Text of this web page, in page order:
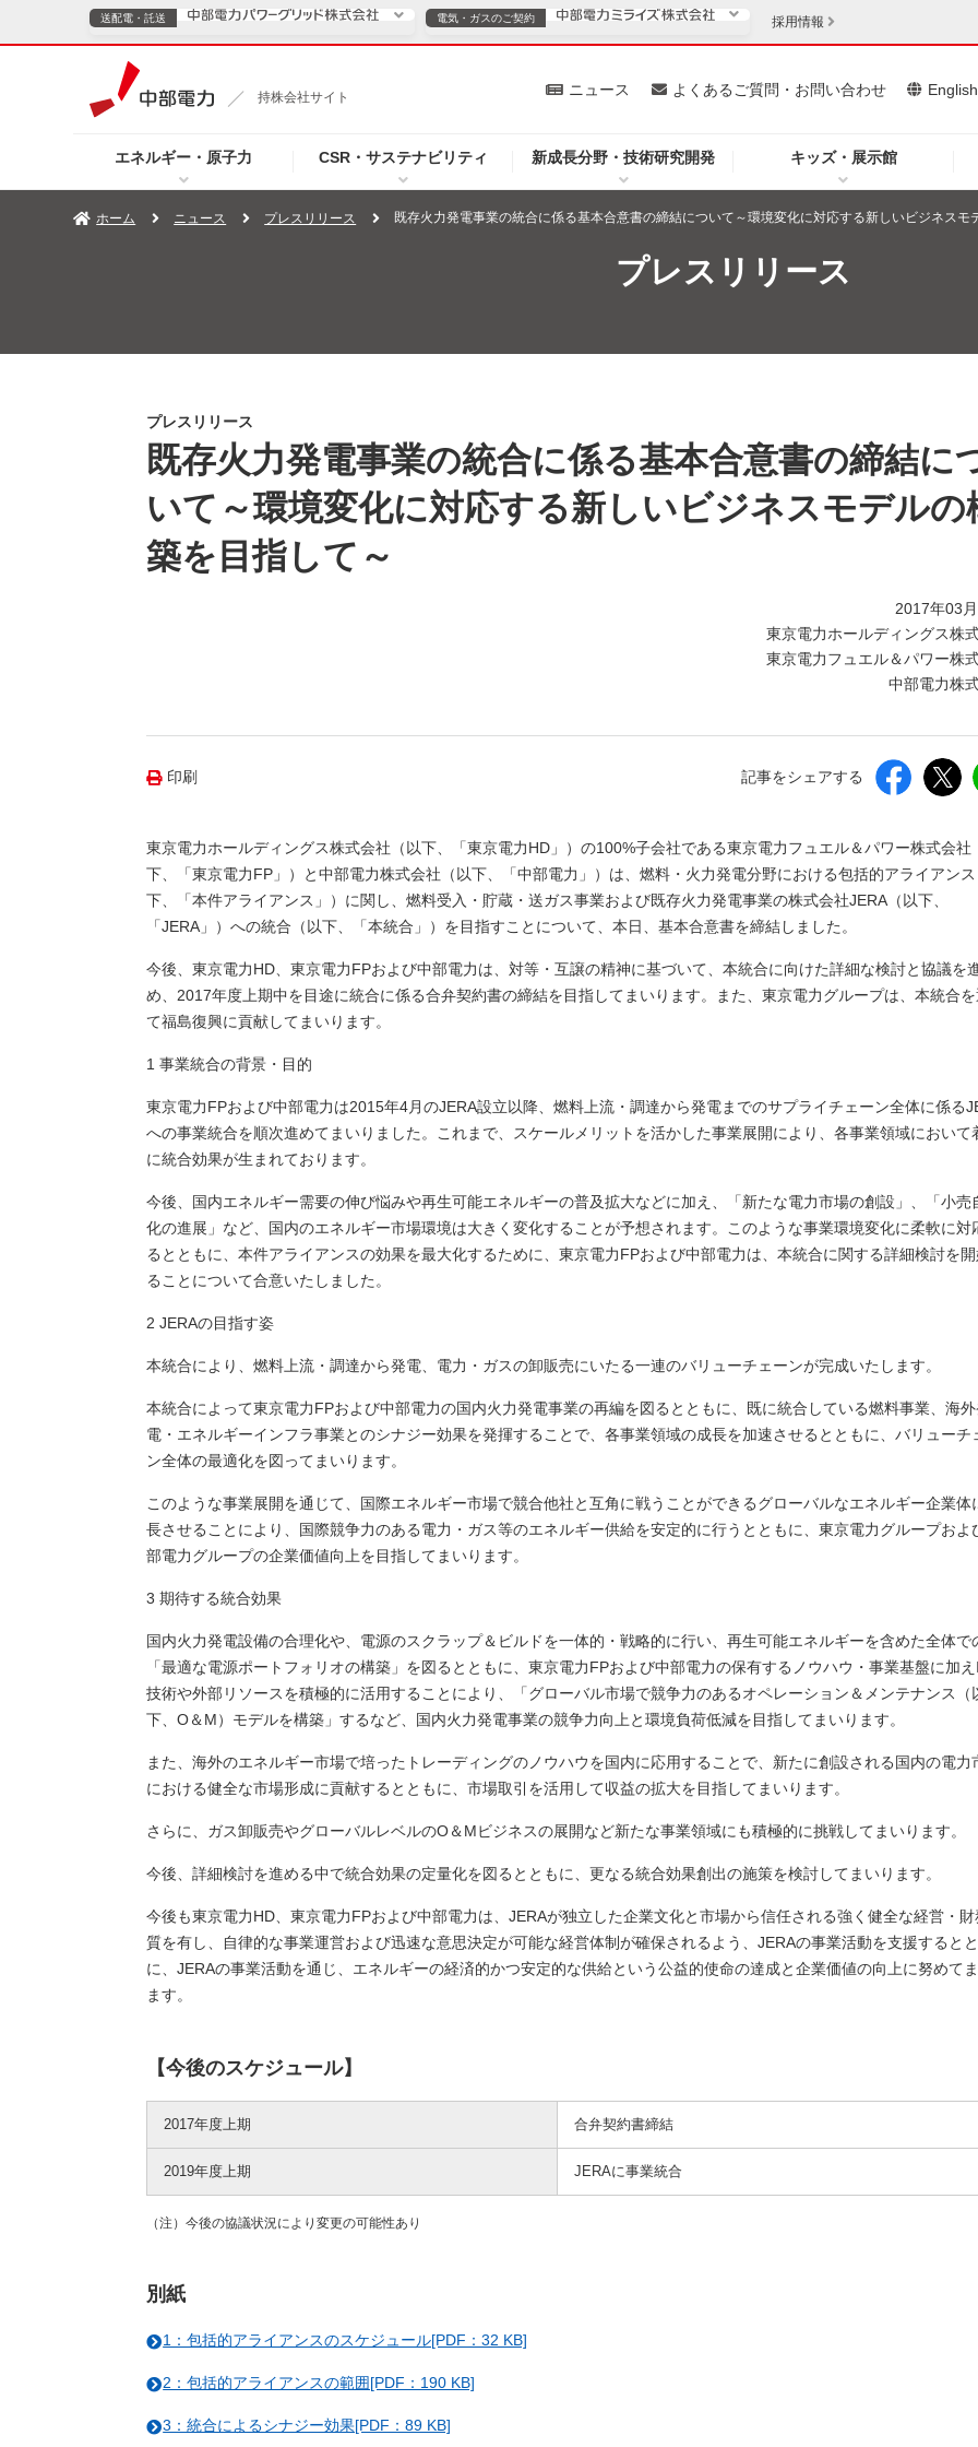
持株会社サイト
エネルギー・原子力 CSR・サステナビリティ 新成長分野・技術研究開発 キッズ・展示館
ニュース よくあるご質問・お問い合わせ English
送配電・託送
TOPページへ ご案内 安定供給
企業情報
ニュース（新しいウィンドウを開きます）
よくあるご質問・お問い合わせ（新しいウィンドウを開きます）
電気・ガスのご契約
電気・ガスのご契約
TOPページへ 個人のお客さま 法人のお客さま
採用情報
ホーム ニュース プレスリリース 既存火力発電事業の統合に係る基本合意書の締結について～環境変化に対応する新しいビジネスモ
プレスリリース
プレスリリース
既存火力発電事業の統合に係る基本合意書の締結に
いて～環境変化に対応する新しいビジネスモデルの
築を目指して～
2017年03
東京電力ホールディングス株
東京電力フュエル＆パワー株
中部電力株
印刷 記事をシェアする
東京電力ホールディングス株式会社（以下、「東京電力HD」）の100%子会社である東京電力フュエル＆パワー株式会社
下、「東京電力FP」）と中部電力株式会社（以下、「中部電力」）は、燃料・火力発電分野における包括的アライアン
下、「本件アライアンス」）に関し、燃料受入・貯蔵・送ガス事業および既存火力発電事業の株式会社JERA（以下、
「JERA」）への統合（以下、「本統合」）を目指すことについて、本日、基本合意書を締結しました。
今後、東京電力HD、東京電力FPおよび中部電力は、対等・互譲の精神に基づいて、本統合に向けた詳細な検討と協議を
め、2017年度上期中を目途に統合に係る合弁契約書の締結を目指してまいります。また、東京電力グループは、本統合
て福島復興に貢献してまいります。
1 事業統合の背景・目的
東京電力FPおよび中部電力は2015年4月のJERA設立以降、燃料上流・調達から発電までのサプライチェーン全体に係る
への事業統合を順次進めてまいりました。これまで、スケールメリットを活かした事業展開により、各事業領域において
に統合効果が生まれております。
今後、国内エネルギー需要の伸び悩みや再生可能エネルギーの普及拡大などに加え、「新たな電力市場の創設」、「小売
化の進展」など、国内のエネルギー市場環境は大きく変化することが予想されます。このような事業環境変化に柔軟に対
るとともに、本件アライアンスの効果を最大化するために、東京電力FPおよび中部電力は、本統合に関する詳細検討を
ることについて合意いたしました。
2 JERAの目指す姿
本統合により、燃料上流・調達から発電、電力・ガスの卸販売にいたる一連のバリューチェーンが完成いたします。
本統合によって東京電力FPおよび中部電力の国内火力発電事業の再編を図るとともに、既に統合している燃料事業、海
電・エネルギーインフラ事業とのシナジー効果を発揮することで、各事業領域の成長を加速させるとともに、バリューチ
ン全体の最適化を図ってまいります。
このような事業展開を通じて、国際エネルギー市場で競合他社と互角に戦うことができるグローバルなエネルギー企業体
長させることにより、国際競争力のある電力・ガス等のエネルギー供給を安定的に行うとともに、東京電力グループおよ
部電力グループの企業価値向上を目指してまいります。
3 期待する統合効果
国内火力発電設備の合理化や、電源のスクラップ＆ビルドを一体的・戦略的に行い、再生可能エネルギーを含めた全体で
「最適な電源ポートフォリオの構築」を図るとともに、東京電力FPおよび中部電力の保有するノウハウ・事業基盤に加
技術や外部リソースを積極的に活用することにより、「グローバル市場で競争力のあるオペレーション＆メンテナンス（
下、O＆M）モデルを構築」するなど、国内火力発電事業の競争力向上と環境負荷低減を目指してまいります。
また、海外のエネルギー市場で培ったトレーディングのノウハウを国内に応用することで、新たに創設される国内の電力
における健全な市場形成に貢献するとともに、市場取引を活用して収益の拡大を目指してまいります。
さらに、ガス卸販売やグローバルレベルのO＆Mビジネスの展開など新たな事業領域にも積極的に挑戦してまいります。
今後、詳細検討を進める中で統合効果の定量化を図るとともに、更なる統合効果創出の施策を検討してまいります。
今後も東京電力HD、東京電力FPおよび中部電力は、JERAが独立した企業文化と市場から信任される強く健全な経営・
質を有し、自律的な事業運営および迅速な意思決定が可能な経営体制が確保されるよう、JERAの事業活動を支援すると
に、JERAの事業活動を通じ、エネルギーの経済的かつ安定的な供給という公益的使命の達成と企業価値の向上に努めて
ます。
【今後のスケジュール】
2017年度上期 合弁契約書締結
2019年度上期 JERAに事業統合
（注）今後の協議状況により変更の可能性あり
別紙
1：包括的アライアンスのスケジュール[PDF：32 KB]
2：包括的アライアンスの範囲[PDF：190 KB]
3：統合によるシナジー効果[PDF：89 KB]